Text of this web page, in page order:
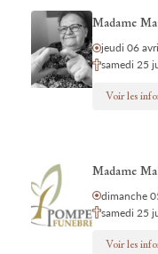
Madame
jeudi 06
samedi 25
Voir les
Madame
dimanche
samedi 25
Voir les